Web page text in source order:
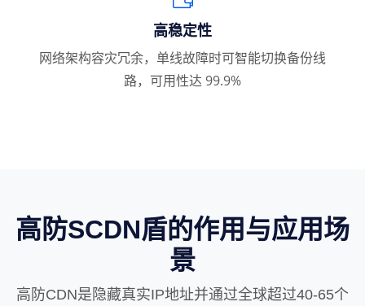
高稳定性
网络架构容灾冗余，单线故障时可智能切换备份线
路，可用性达 99.9%
高防SCDN盾的作用与应用场
景
高防CDN是隐藏真实IP地址并通过全球超过40-65个